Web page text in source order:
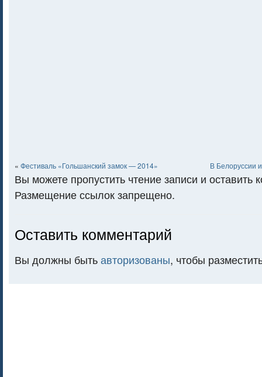
« Фестиваль «Гольшанский замок — 2014» В Белоруссии
Вы можете пропустить чтение записи и оставить
Размещение ссылок запрещено.
Оставить комментарий
Вы должны бытьавторизованы, чтобы